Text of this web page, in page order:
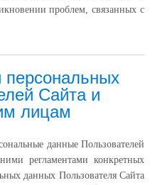
проблем, связанных с
персональных
Сайта и
лицам
данные Пользователей
регламентами конкретных
данных Пользователя Сайта